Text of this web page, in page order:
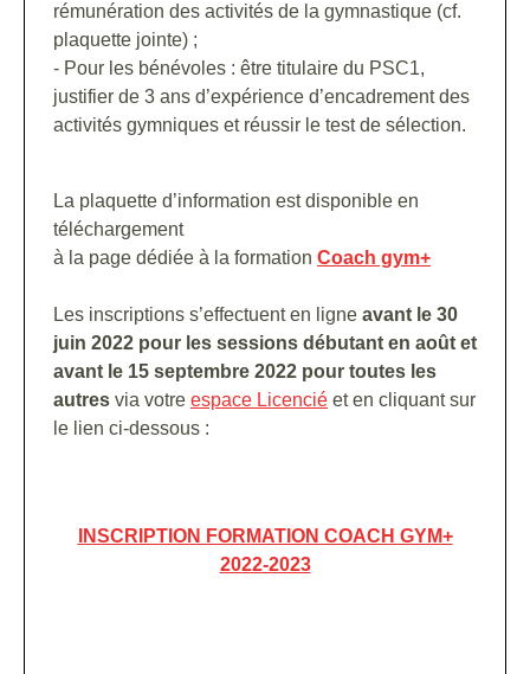
rémunération des activités de la gymnastique (cf.
plaquette jointe) ;
- Pour les bénévoles : être titulaire du PSC1,
justifier de 3 ans d’expérience d’encadrement des
activités gymniques et réussir le test de sélection.
La plaquette d’information est disponible en
téléchargement
à la page dédiée à la formation Coach gym+
Les inscriptions s’effectuent en ligne avant le 30
juin 2022 pour les sessions débutant en août et
avant le 15 septembre 2022 pour toutes les
autres via votre espace Licencié et en cliquant sur
le lien ci-dessous :
INSCRIPTION FORMATION COACH GYM+
2022-2023